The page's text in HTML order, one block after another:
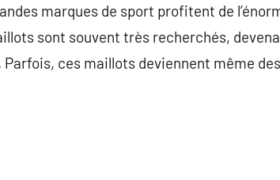
marques de sport profitent de
sont souvent très recherchés,
ces maillots deviennent même